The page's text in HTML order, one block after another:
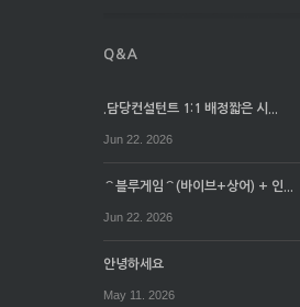
.담당컨설턴트 1:1 배정짧은 시...
Jun 22. 2026
⌒블루게임⌒(바이브+상어) + 인...
Jun 22. 2026
안녕하세요
May 11. 2026